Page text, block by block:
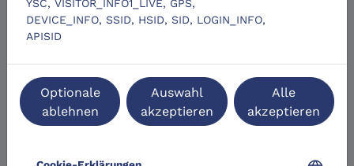
DEVICE_INFO, SSID, HSID, SID, LOGIN_INFO,
APISID
Optionale
ablehnen
Auswahl
akzeptieren
Alle
akzeptieren